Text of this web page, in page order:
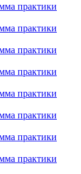
практики
практики
практики
практики
практики
практики
практики
практики